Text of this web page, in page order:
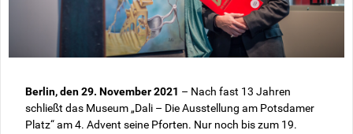
Berlin, den 29. November 2021 – Nach fast 13 Jahren
schließt das Museum „Dali – Die Ausstellung am Potsdamer
Platz“ am 4. Advent seine Pforten. Nur noch bis zum 19.